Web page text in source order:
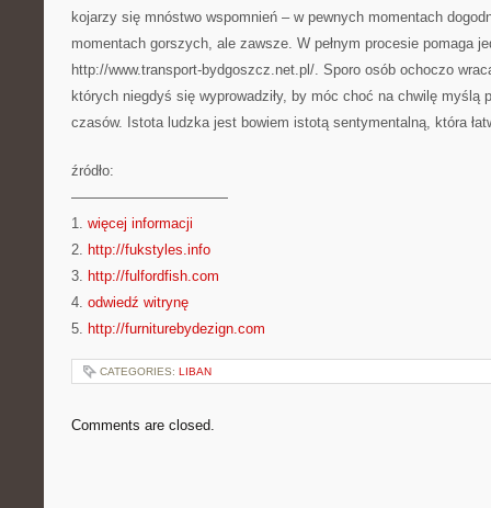
kojarzy się mnóstwo wspomnień – w pewnych momentach
momentach gorszych, ale zawsze. W pełnym procesie pomaga
http://www.transport-bydgoszcz.net.pl/. Sporo osób ochoczo
których niegdyś się wyprowadziły, by móc choć na chwilę myślą
czasów. Istota ludzka jest bowiem istotą sentymentalną, która
źródło:
———————————
1. więcej informacji
2. http://fukstyles.info
3. http://fulfordfish.com
4. odwiedź witrynę
5. http://furniturebydezign.com
CATEGORIES: LIBAN
Comments are closed.